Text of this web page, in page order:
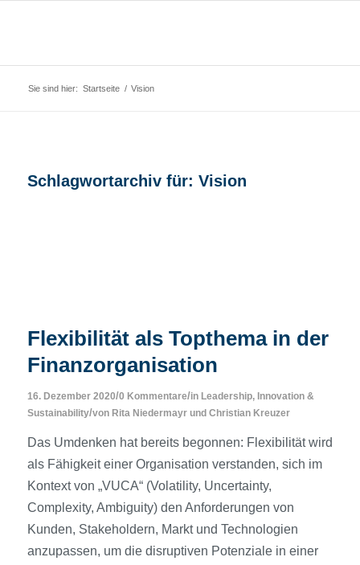
Sie sind hier: Startseite / Vision
Schlagwortarchiv für: Vision
Flexibilität als Topthema in der
Finanzorganisation
16. Dezember 2020/0 Kommentare/in Leadership, Innovation &
Sustainability/von Rita Niedermayrund Christian Kreuzer
Das Umdenken hat bereits begonnen: Flexibilität wird
als Fähigkeit einer Organisation verstanden, sich im
Kontext von „VUCA“ (Volatility, Uncertainty,
Complexity, Ambiguity) den Anforderungen von
Kunden, Stakeholdern, Markt und Technologien
anzupassen, um die disruptiven Potenziale in einer